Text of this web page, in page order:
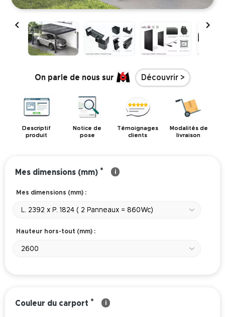
 
On parle de nous sur Découvrir >
Descriptif
produit
Notice de
pose
Témoignages
clients
Modalités de
livraison
Mes dimensions (mm) * i
Hauteur hors-tout (mm) :
2600
Mes dimensions (mm) :
L. 2392 x P. 1824 ( 2 Panneaux = 860Wc)
Couleur du carport * i